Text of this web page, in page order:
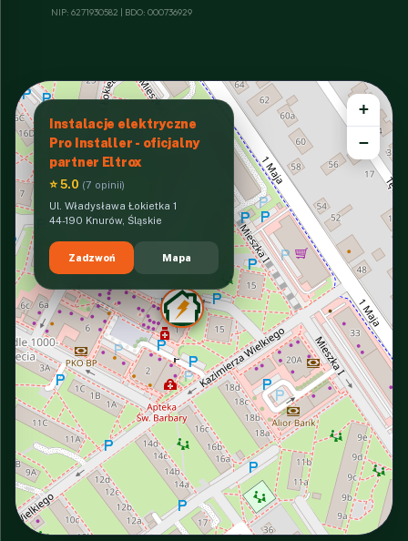
NIP: 6271930582 | BDO: 000736929
Instalacje elektryczne
Pro Installer - oficjalny
partner Eltrox
⭐ 5.0 (7 opinii)
Ul. Władysława Łokietka 1
44-190 Knurów, Śląskie
Zadzwoń Mapa
+
−
INTERACTIVE VIEW